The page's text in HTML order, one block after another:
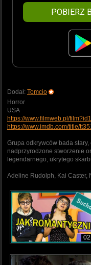
POBIERZ
Dodał: Tomcio
Horror
USA
https://www.filmweb.pl/
https://www.imdb.com/title/
Grupa odkrywców bada
nadprzyrodzone stworzenie
legendarnego, ukrytego
Adeline Rudolph, Kai Caster,